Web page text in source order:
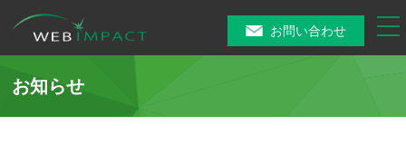
お問い合わせ
お知らせ